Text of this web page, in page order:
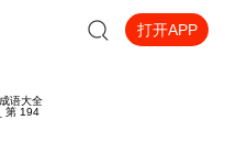
打开APP